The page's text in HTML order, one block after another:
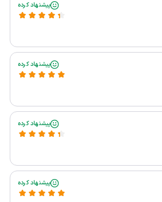
پیشنهاد کرده
پیشنهاد کرده
پیشنهاد کرده
پیشنهاد کرده